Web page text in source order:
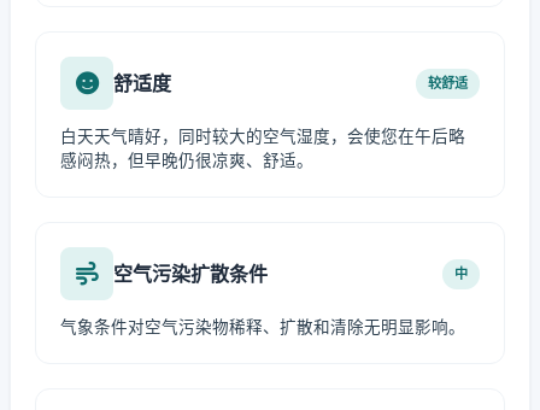
舒适度 较舒适
白天天气晴好，同时较大的空气湿度，会使您在午后略
感闷热，但早晚仍很凉爽、舒适。
空气污染扩散条件 中
气象条件对空气污染物稀释、扩散和清除无明显影响。